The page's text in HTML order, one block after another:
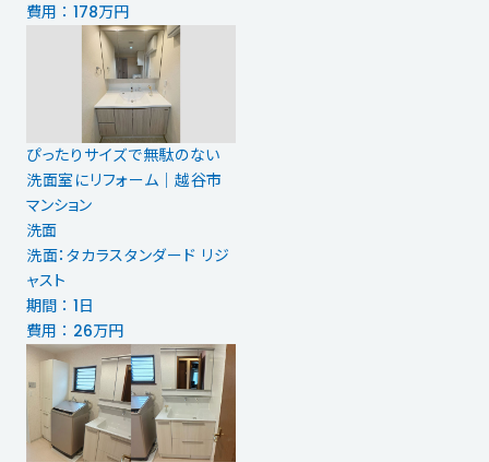
費用 ： 178万円
ぴったりサイズで無駄のない
洗面室にリフォーム｜越谷市
マンション
洗面
洗面：タカラスタンダード リジ
ャスト
期間 ： 1日
費用 ： 26万円